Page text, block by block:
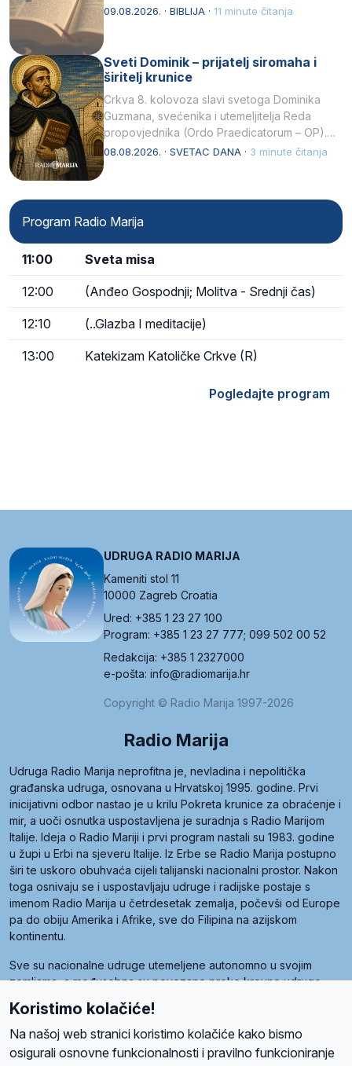
njegovui…
09.08.2026. · BIBLIJA · 11 minute čitanja
Sveti Dominik – prijatelj siromaha i
širitelj krunice
Crkva 8. kolovoza slavi svetoga Dominika
Guzmana, svećenika i utemeljitelja Reda
propovjednika (Ordo Praedicatorum – OP).
Svojim životom, dubokom ljubavlju prema
08.08.2026. · SVETAC DANA · 3 minute čitanja
Program Radio Marija
11:00 Sveta misa
12:00 (Anđeo Gospodnji; Molitva - Srednji čas)
12:10 (..Glazba I meditacije)
13:00 Katekizam Katoličke Crkve (R)
Pogledajte program
UDRUGA RADIO MARIJA
Kameniti stol 11
10000 Zagreb Croatia
Ured: +385 1 23 27 100
Program: +385 1 23 27 777; 099 502 00 52
Redakcija: +385 1 2327000
e-pošta: info@radiomarija.hr
Copyright © Radio Marija 1997-2026
Radio Marija
Udruga Radio Marija neprofitna je, nevladina i nepolitička
građanska udruga, osnovana u Hrvatskoj 1995. godine. Prvi
inicijativni odbor nastao je u krilu Pokreta krunice za obraćenje i
mir, a uoči osnutka uspostavljena je suradnja s Radio Marijom
Italije. Ideja o Radio Mariji i prvi program nastali su 1983. godine
u župi u Erbi na sjeveru Italije. Iz Erbe se Radio Marija postupno
širi te uskoro obuhvaća cijeli talijanski nacionalni prostor. Nakon
toga osnivaju se i uspostavljaju udruge i radijske postaje s
imenom Radio Marija u četrdesetak zemalja, počevši od Europe
pa do obiju Amerika i Afrike, sve do Filipina na azijskom
kontinentu.
Sve su nacionalne udruge utemeljene autonomno u svojim
zemljama, a međusobna su povezane preko krovne udruge
Radio Maria). Svjetsku obitelj utemeljilo je sedam članica, među
kojima je i hrvatska Udruga Radio Marija.
Koristimo kolačiće!
Na našoj web stranici koristimo kolačiće kako bismo
osigurali osnovne funkcionalnosti i pravilno funkcioniranje